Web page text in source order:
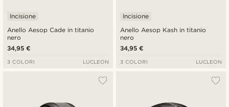
Anello Aesop Cade in titanio
nero
Incisione
34,95 €
3 COLORI LUCLEON
Anello Aesop Kash in titanio
nero
Incisione
34,95 €
3 COLORI LUCLEON